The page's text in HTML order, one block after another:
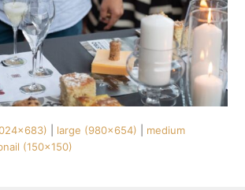
large (980x654)
medium
(150x150)